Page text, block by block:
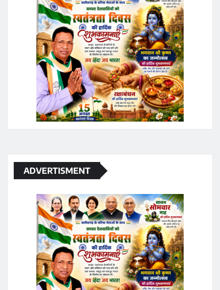
ADVERTISMENT